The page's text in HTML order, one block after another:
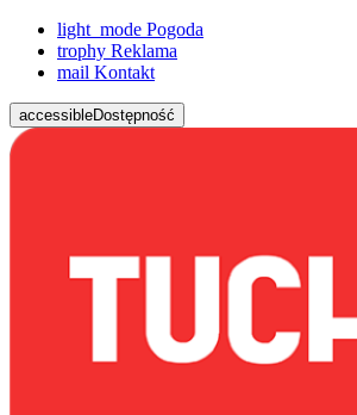
light_mode Pogoda
trophy Reklama
mail Kontakt
accessibleDostępność